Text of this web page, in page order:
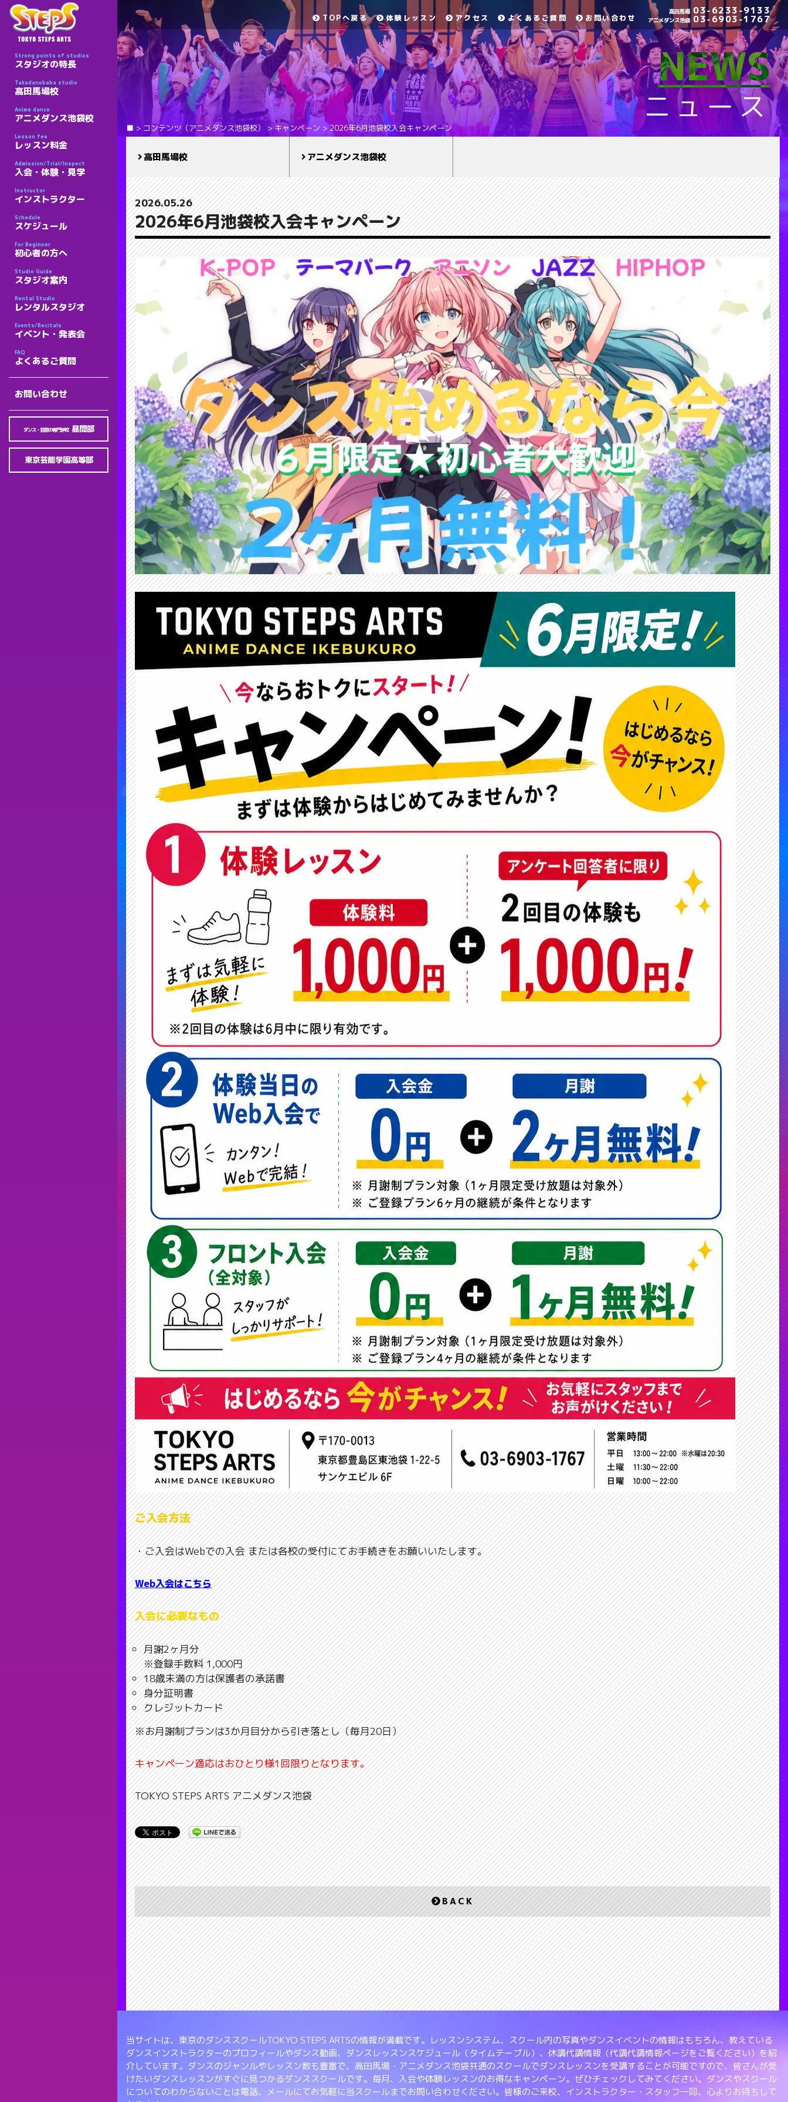
Strong points of studios
スタジオの特長
Takadanobaba studio
高田馬場校
Anime dance
アニメダンス池袋校
Lesson fee
レッスン料金
Admission/Trial/Inspect
入会・体験・見学
Instructor
インストラクター
Schedule
スケジュール
For Beginner
初心者の方へ
Studio Guide
スタジオ案内
Rental Studio
レンタルスタジオ
Events/Recitals
イベント・発表会
FAQ
よくあるご質問
お問い合わせ
ダンス・芸能の専門学校 昼間部
東京芸能学園高等部
TOPへ戻る 体験レッスン アクセス よくあるご質問 お問い合わせ
高田馬場 03-6233-9133
アニメダンス池袋 03-6903-1767
NEWS
ニュース
■ > コンテンツ（アニメダンス池袋校） > キャンペーン >2026年6月池袋校入会キャンペーン
高田馬場校 アニメダンス池袋校
2026.05.26
2026年6月池袋校入会キャンペーン
ご入会方法
・ご入会はWebでの入会 または各校の受付にてお手続きをお願いいたします。
Web入会はこちら
入会に必要なもの
月謝2ヶ月分
※登録手数料 1,000円
18歳未満の方は保護者の承諾書
身分証明書
クレジットカード
※お月謝制プランは3か月目分から引き落とし（毎月20日）
キャンペーン適応はおひとり様1回限りとなります。
TOKYO STEPS ARTS アニメダンス池袋
BACK
当サイトは、東京のダンススクールTOKYO STEPS ARTSの情報が満載です。レッスンシステム、スクール内の写真やダンスイベントの情報はもちろん、教えている
ダンスインストラクターのプロフィールやダンス動画、ダンスレッスンスケジュール（タイムテーブル）、休講代講情報（代講代講情報ページをご覧ください）を紹
介しています。ダンスのジャンルやレッスン数も豊富で、高田馬場・アニメダンス池袋共通のスクールでダンスレッスンを受講することが可能ですので、皆さんが受
けたいダンスレッスンがすぐに見つかるダンススクールです。毎月、入会や体験レッスンのお得なキャンペーン。ぜひチェックしてみてください。ダンスやスクール
についてのわからないことは電話、メールにてお気軽に当スクールまでお問い合わせください。皆様のご来校、インストラクター・スタッフ一同、心よりお待ちして